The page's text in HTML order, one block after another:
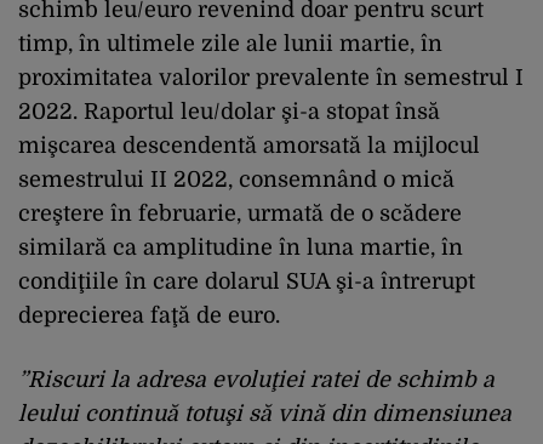
schimb leu/euro revenind doar pentru scurt
timp, în ultimele zile ale lunii martie, în
proximitatea valorilor prevalente în semestrul I
2022. Raportul leu/dolar şi-a stopat însă
mişcarea descendentă amorsată la mijlocul
semestrului II 2022, consemnând o mică
creştere în februarie, urmată de o scădere
similară ca amplitudine în luna martie, în
condiţiile în care dolarul SUA şi-a întrerupt
deprecierea faţă de euro.
”Riscuri la adresa evoluţiei ratei de schimb a
leului continuă totuşi să vină din dimensiunea